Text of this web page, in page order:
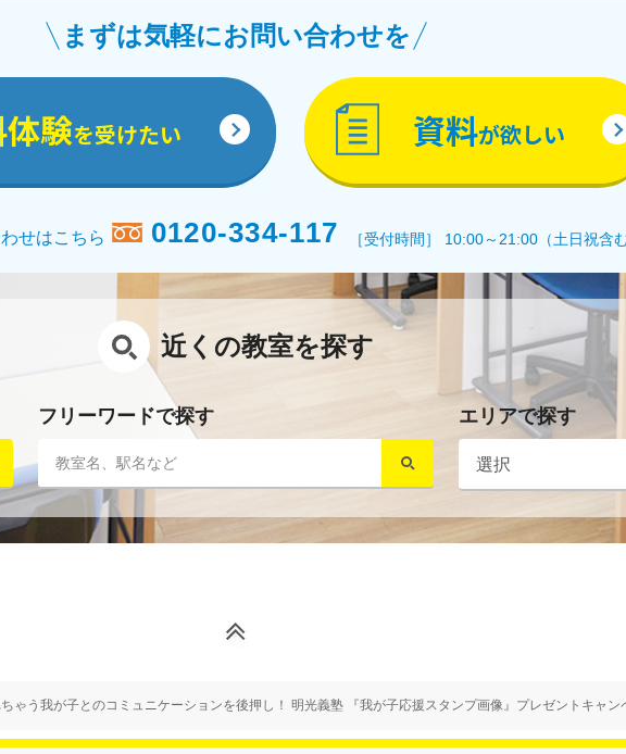
まずは気軽にお問い合わせを
験を受けたい 資料が欲しい
せはこちら 0120-334-117 ［受付時間］ 10:00～21:00（土日祝含む
近くの教室を探す
フリーワードで探す エリアで探す
ゃう我が子とのコミュニケーションを後押し！ 明光義塾 『我が子応援スタンプ画像』プレゼントキャン